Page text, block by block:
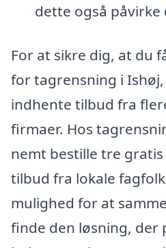
dette også påvirke
For at sikre dig, at du
for tagrensning i
indhente tilbud fra
firmaer. Hos
nemt bestille tre
tilbud fra lokale
mulighed for at
finde den løsning, der